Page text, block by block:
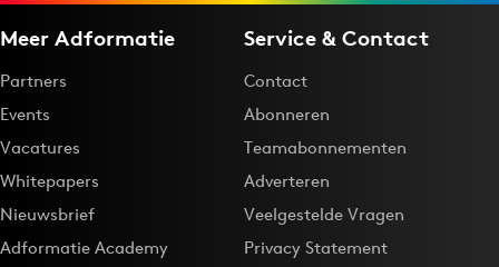
Meer Adformatie
Partners
Events
Vacatures
Whitepapers
Nieuwsbrief
Adformatie Academy
Service & Contact
Contact
Abonneren
Teamabonnementen
Adverteren
Veelgestelde Vragen
Privacy Statement